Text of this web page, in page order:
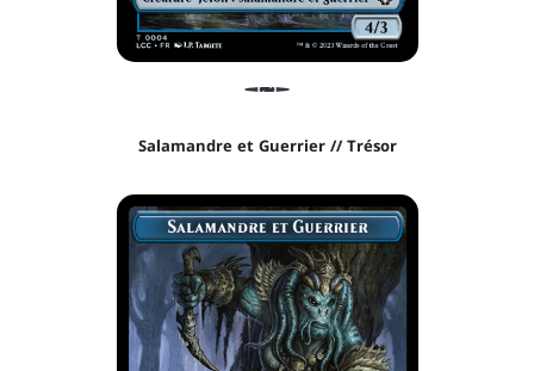
Salamandre et Guerrier // Trésor